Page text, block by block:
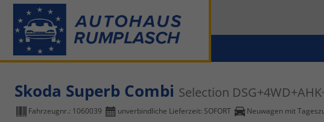
Skoda Superb Combi Selection
Fahrzeugnr.: 1060039 unverbindliche Lieferzeit: SOFORT Neuwagen mit